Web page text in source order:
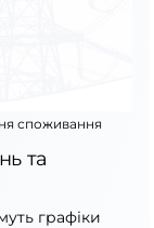
споживання
та
графіки